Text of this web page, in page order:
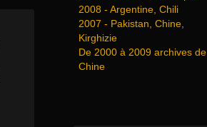
2008 - Argentine, Chili
2007 - Pakistan, Chine,
Kirghizie
De 2000 à 2009 archives de
Chine